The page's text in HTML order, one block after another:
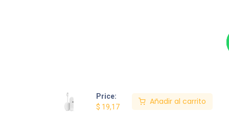
Price:
$ 19,17
Añadir al carrito